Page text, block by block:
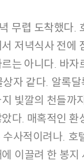
저녁식사 전에
는 아니다. 바자
자 같다. 알록
빛깔의 천들까
다. 매혹적인 환
사적이려나. 호
이끌려 한 봉지